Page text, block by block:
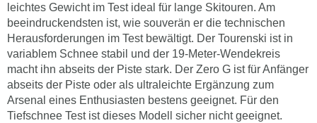
leichtes Gewicht im Test ideal für lange Skitouren. Am
beeindruckendsten ist, wie souverän er die technischen
Herausforderungen im Test bewältigt. Der Tourenski ist in
variablem Schnee stabil und der 19-Meter-Wendekreis
macht ihn abseits der Piste stark. Der Zero G ist für Anfänger
abseits der Piste oder als ultraleichte Ergänzung zum
Arsenal eines Enthusiasten bestens geeignet. Für den
Tiefschnee Test ist dieses Modell sicher nicht geeignet.